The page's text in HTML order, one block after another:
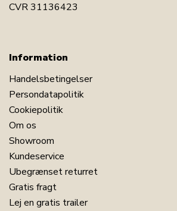
CVR 31136423
Information
Handelsbetingelser
Persondatapolitik
Cookiepolitik
Om os
Showroom
Kundeservice
Ubegrænset returret
Gratis fragt
Lej en gratis trailer